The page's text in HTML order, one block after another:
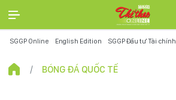
SGGP Online English Edition SGGP Đầu tư Tài chính
BÓNG ĐÁ QUỐC TẾ